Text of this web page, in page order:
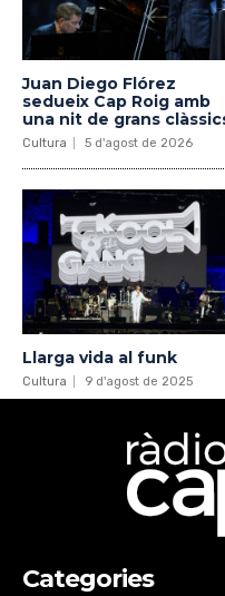
Juan Diego Flórez
sedueix Cap Roig amb
una nit de grans
Cultura 5 d'agost de 2026
Llarga vida al funk
Cultura 9 d'agost de 2025
Categories